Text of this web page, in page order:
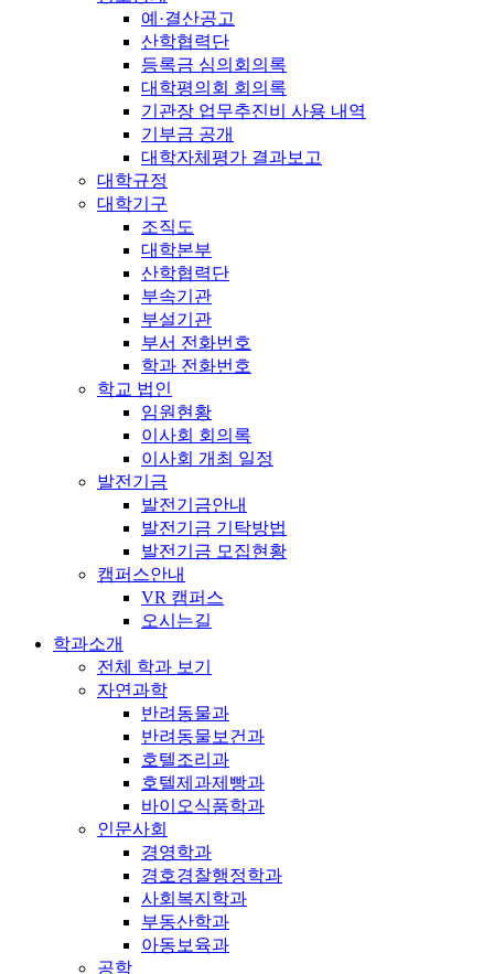
예·결산공고
산학협력단
등록금 심의회의록
대학평의회 회의록
기관장 업무추진비 사용 내역
기부금 공개
대학자체평가 결과보고
대학규정
대학기구
조직도
대학본부
산학협력단
부속기관
부설기관
부서 전화번호
학과 전화번호
학교 법인
임원현황
이사회 회의록
이사회 개최 일정
발전기금
발전기금안내
발전기금 기탁방법
발전기금 모집현황
캠퍼스안내
VR 캠퍼스
오시는길
학과소개
전체 학과 보기
자연과학
반려동물과
반려동물보건과
호텔조리과
호텔제과제빵과
바이오식품학과
인문사회
경영학과
경호경찰행정학과
사회복지학과
부동산학과
아동보육과
공학